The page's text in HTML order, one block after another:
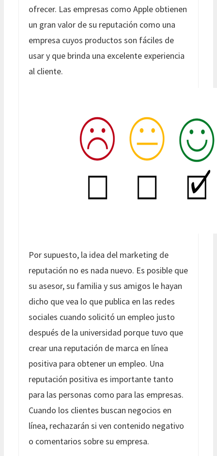
ofrecer. Las empresas como Apple obtienen
un gran valor de su reputación como una
empresa cuyos productos son fáciles de
usar y que brinda una excelente experiencia
al cliente.
Por supuesto, la idea del marketing de
reputación no es nada nuevo. Es posible que
su asesor, su familia y sus amigos le hayan
dicho que vea lo que publica en las redes
sociales cuando solicitó un empleo justo
después de la universidad porque tuvo que
crear una reputación de marca en línea
positiva para obtener un empleo. Una
reputación positiva es importante tanto
para las personas como para las empresas.
Cuando los clientes buscan negocios en
línea, rechazarán si ven contenido negativo
o comentarios sobre su empresa.